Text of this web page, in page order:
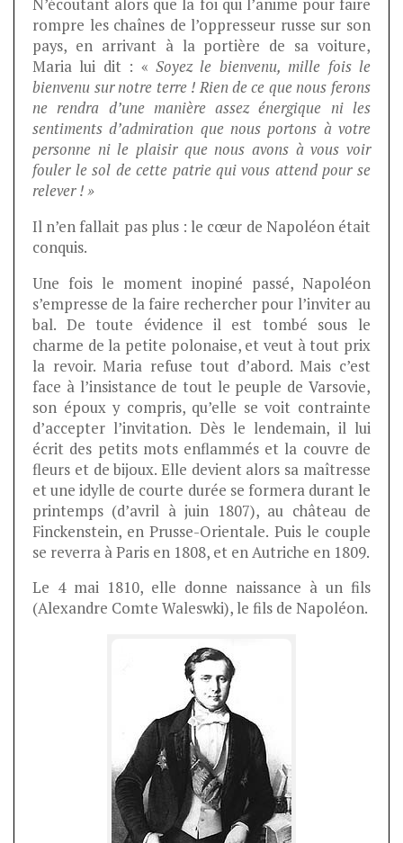
N’écoutant alors que la foi qui l’anime pour faire
rompre les chaînes de l’oppresseur russe sur son
pays, en arrivant à la portière de sa voiture,
Maria lui dit : « Soyez le bienvenu, mille fois le
bienvenu sur notre terre ! Rien de ce que nous ferons
ne rendra d’une manière assez énergique ni les
sentiments d’admiration que nous portons à votre
personne ni le plaisir que nous avons à vous voir
fouler le sol de cette patrie qui vous attend pour se
relever ! »
Il n’en fallait pas plus : le cœur de Napoléon était
conquis.
Une fois le moment inopiné passé, Napoléon
s’empresse de la faire rechercher pour l’inviter au
bal. De toute évidence il est tombé sous le
charme de la petite polonaise, et veut à tout prix
la revoir. Maria refuse tout d’abord. Mais c’est
face à l’insistance de tout le peuple de Varsovie,
son époux y compris, qu’elle se voit contrainte
d’accepter l’invitation. Dès le lendemain, il lui
écrit des petits mots enflammés et la couvre de
fleurs et de bijoux. Elle devient alors sa maîtresse
et une idylle de courte durée se formera durant le
printemps (d’avril à juin 1807), au château de
Finckenstein, en Prusse-Orientale. Puis le couple
se reverra à Paris en 1808, et en Autriche en 1809.
Le 4 mai 1810, elle donne naissance à un fils
(Alexandre Comte Waleswki), le fils de Napoléon.